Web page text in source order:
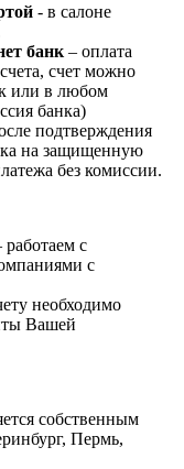
- в салоне
банк – оплата
счет можно
или в любом
банка)
подтверждения
на защищенную
без комиссии.
с
с
необходимо
Вашей
собственным
Пермь,